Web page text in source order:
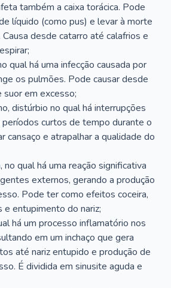
também a caixa torácica. Pode
líquido (como pus) e levar à morte
desde catarro até calafrios e
qual há uma infecção causada por
os pulmões. Pode causar desde
em excesso;
distúrbio no qual há interrupções
períodos curtos de tempo durante o
cansaço e atrapalhar a qualidade do
no qual há uma reação significativa
externos, gerando a produção
Pode ter como efeitos coceira,
e entupimento do nariz;
há um processo inflamatório nos
em um inchaço que gera
até nariz entupido e produção de
É dividida em sinusite aguda e